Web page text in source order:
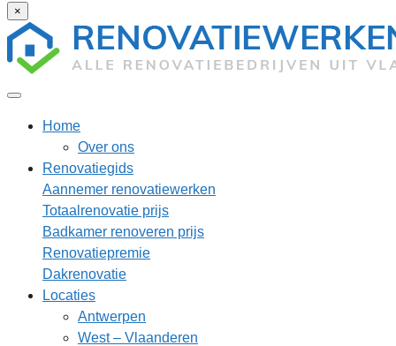
×
Home
Over ons
Renovatiegids
Aannemer renovatiewerken
Totaalrenovatie prijs
Badkamer renoveren prijs
Renovatiepremie
Dakrenovatie
Locaties
Antwerpen
West – Vlaanderen